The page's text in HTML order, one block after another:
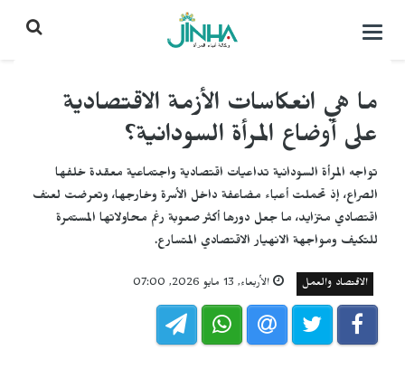
التحكم
ما هي انعكاسات الأزمة الاقتصادية
على أوضاع المرأة السودانية؟
تواجه المرأة السودانية تداعيات اقتصادية واجتماعية معقدة خلفها
الصراع، إذ تحملت أعباء مضاعفة داخل الأسرة وخارجها، وتعرضت لعنف
اقتصادي متزايد، ما جعل دورها أكثر صعوبة رغم محاولاتها المستمرة
للتكيف ومواجهة الانهيار الاقتصادي المتسارع.
الاقتصاد والعمل الأربعاء, 13 مايو 2026, 07:00